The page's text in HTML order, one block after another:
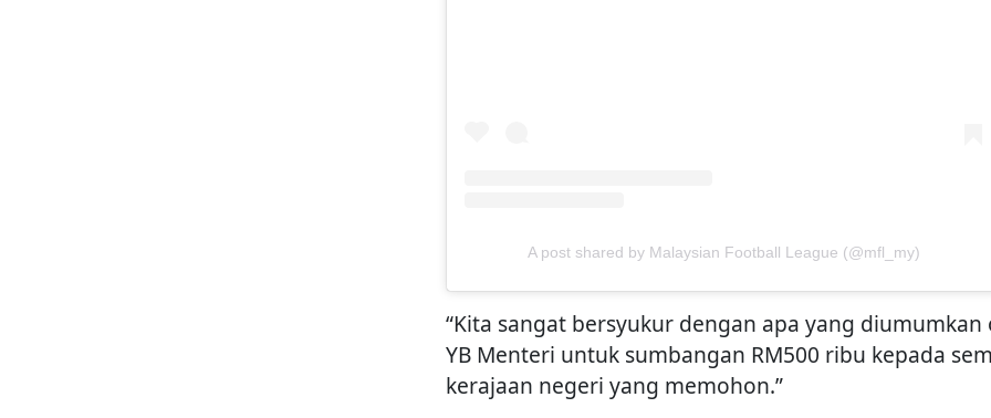
A post shared by Malaysian Football League (@mfl_my)
“Kita sangat bersyukur dengan apa yang diumumkan
YB Menteri untuk sumbangan RM500 ribu kepada
kerajaan negeri yang memohon.”